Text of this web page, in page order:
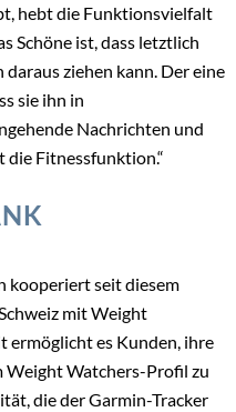
hebt die Funktionsvielfalt
Schöne ist, dass letztlich
ziehen kann. Der eine
sie ihn in
Nachrichten und
Fitnessfunktion.“
kooperiert seit diesem
mit Weight
ermöglicht es Kunden, ihre
Weight Watchers-Profil zu
die der Garmin-Tracker